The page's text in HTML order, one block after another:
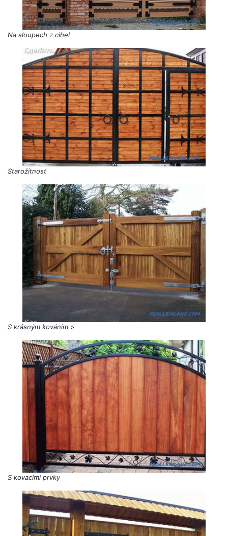
Na sloupech z cihel
Starožitnost
S krásným kováním >
S kovacími prvky